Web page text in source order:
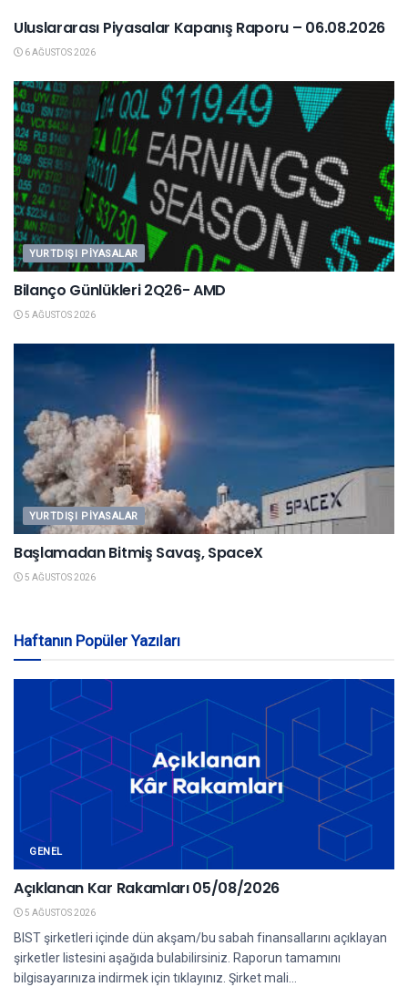
Uluslararası Piyasalar Kapanış Raporu – 06.08.2026
6 AĞUSTOS 2026
YURTDIŞI PIYASALAR
Bilanço Günlükleri 2Q26- AMD
5 AĞUSTOS 2026
YURTDIŞI PIYASALAR
Başlamadan Bitmiş Savaş, SpaceX
5 AĞUSTOS 2026
Haftanın Popüler Yazıları
GENEL
Açıklanan Kar Rakamları 05/08/2026
5 AĞUSTOS 2026
BIST şirketleri içinde dün akşam/bu sabah finansallarını açıklayan
şirketler listesini aşağıda bulabilirsiniz. Raporun tamamını
bilgisayarınıza indirmek için tıklayınız. Şirket mali...